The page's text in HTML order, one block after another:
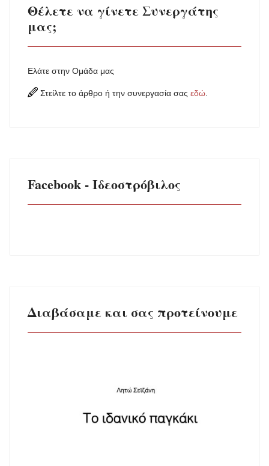
Θέλετε να γίνετε Συνεργάτης
μας;
Ελάτε στην Ομάδα μας
Στείλτε το άρθρο ή την συνεργασία σας εδώ
Facebook - Ιδεοστρόβιλος
Διαβάσαμε και σας προτείνουμε